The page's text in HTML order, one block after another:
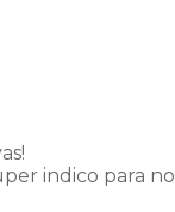
indico para